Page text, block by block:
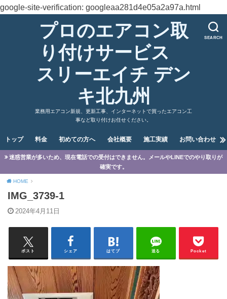
google-site-verification: googleaa281d4e05a2a97a.html
SEARCH
プロのエアコン取
り付けサービス
スリーエイチ デン
キ北九州
業務用エアコン新規、更新工事、インターネットで買ったエアコン工
事など取り付けお任せください。
トップ 料金 初めての方へ 会社概要 施工実績 お問い合わせ
迷惑営業が多いため、現在電話での受付はできません。メールやLINEでのやり取りが
確実です。
HOME
IMG_3739-1
2024年4月11日
ポスト シェア はてブ 送る Pocket